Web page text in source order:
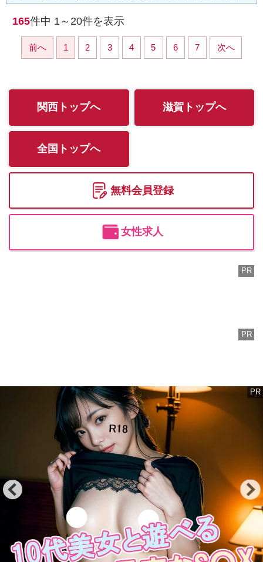
165件中 1～20件を表示
前へ 1 2 3 4 5 6 7 次へ
関西トップへ 滋賀トップへ
全国トップへ
無料会員登録
女性求人